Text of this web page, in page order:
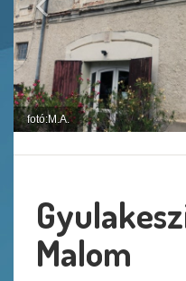
fotó:M.A.
Malom
ARCHIVUM
GALÉRIA